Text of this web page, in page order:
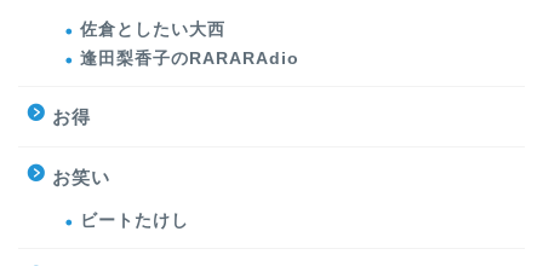
佐倉としたい大西
逢田梨香子のRARARAdio
お得
お笑い
ビートたけし